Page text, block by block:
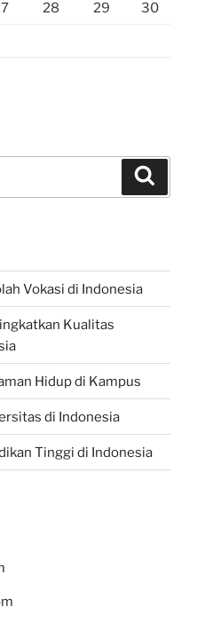
28 29 30
Vokasi di Indonesia
Kualitas
Hidup di Kampus
di Indonesia
Tinggi di Indonesia